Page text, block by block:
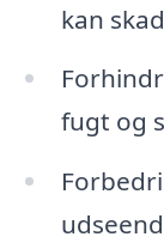
kan
fugt og